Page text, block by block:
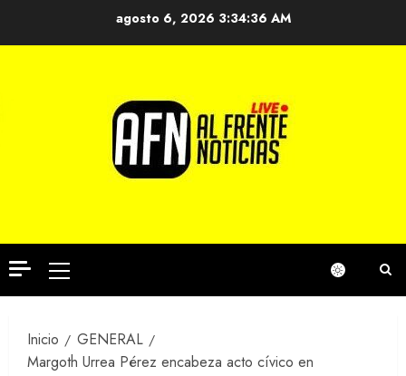
agosto 6, 2026 3:34:37 AM
Menú
principal
Inicio
GENERAL
Margoth Urrea Pérez encabeza acto cívico en